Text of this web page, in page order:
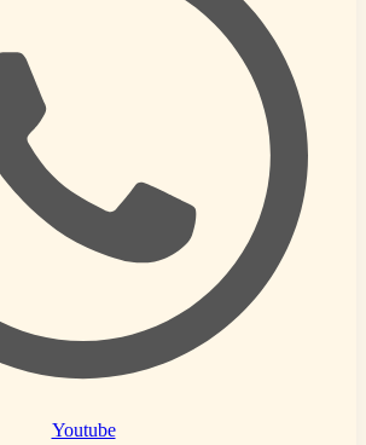
Youtube